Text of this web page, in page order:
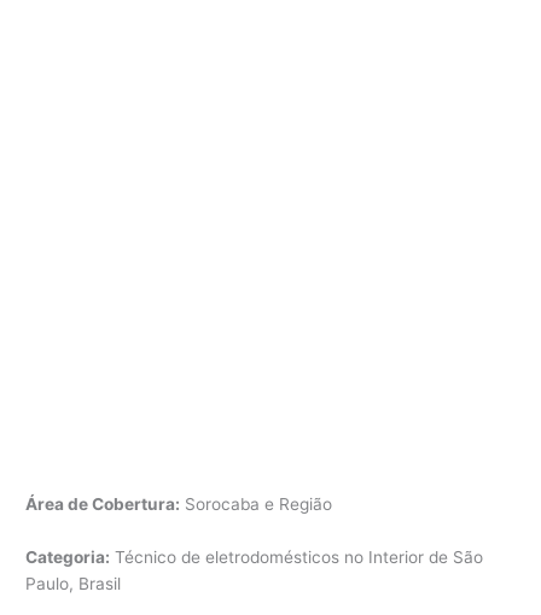
Área de Cobertura: Sorocaba e Região
Categoria: Técnico de eletrodomésticos no Interior de São
Paulo, Brasil